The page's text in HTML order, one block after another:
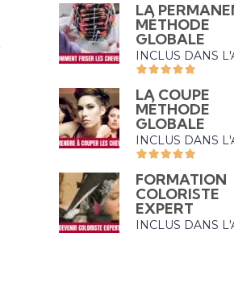
LA
MÉTHODE
GLOBALE
INCLUS DANS
LA COUPE
MÉTHODE
GLOBALE
INCLUS DANS
FORMATION
COLORISTE
EXPERT
INCLUS DANS